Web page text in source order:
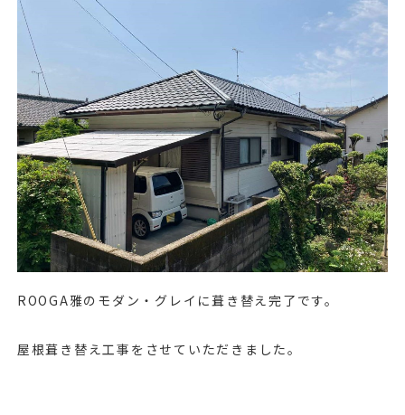
ROOGA雅のモダン・グレイに葺き替え完了です。
屋根葺き替え工事をさせていただきました。